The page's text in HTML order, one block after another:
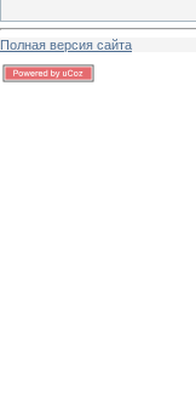
Полная версия сайта